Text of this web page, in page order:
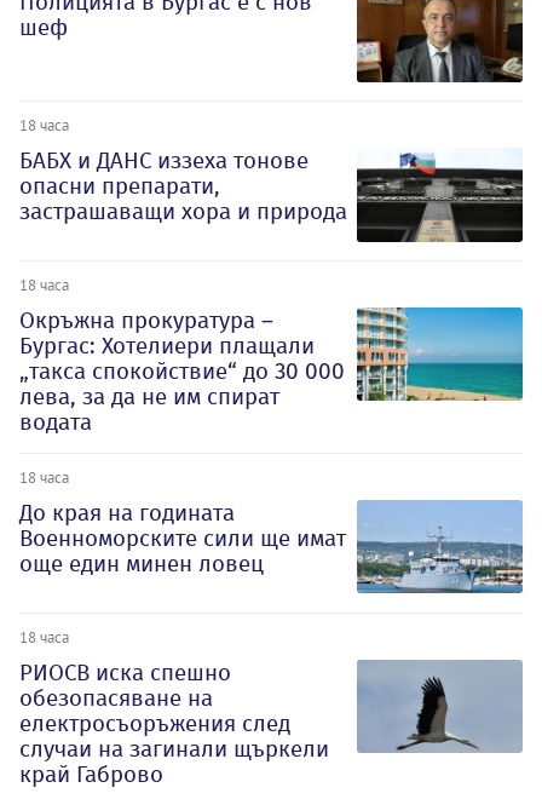
шеф
18 часа
БАБХ и ДАНС иззеха тонове
опасни препарати,
застрашаващи хора и природа
18 часа
Окръжна прокуратура –
Бургас: Хотелиери плащали
„такса спокойствие“ до 30 000
лева, за да не им спират
водата
18 часа
До края на годината
Военноморските сили ще имат
още един минен ловец
18 часа
РИОСВ иска спешно
обезопасяване на
електросъоръжения след
случаи на загинали щъркели
край Габрово